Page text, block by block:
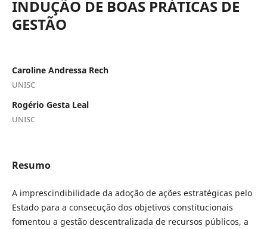
INDUÇÃO DE BOAS PRÁTICAS DE
GESTÃO
Caroline Andressa Rech
UNISC
Rogério Gesta Leal
UNISC
Resumo
A imprescindibilidade da adoção de ações estratégicas pelo
Estado para a consecução dos objetivos constitucionais
fomentou a gestão descentralizada de recursos públicos, a